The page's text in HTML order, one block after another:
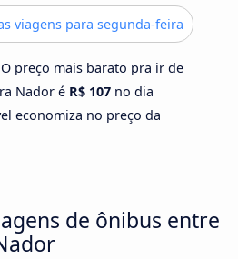
viagens para segunda-feira
preço mais barato pra ir de
Nador é R$ 107 no dia
economiza no preço da
de ônibus entre